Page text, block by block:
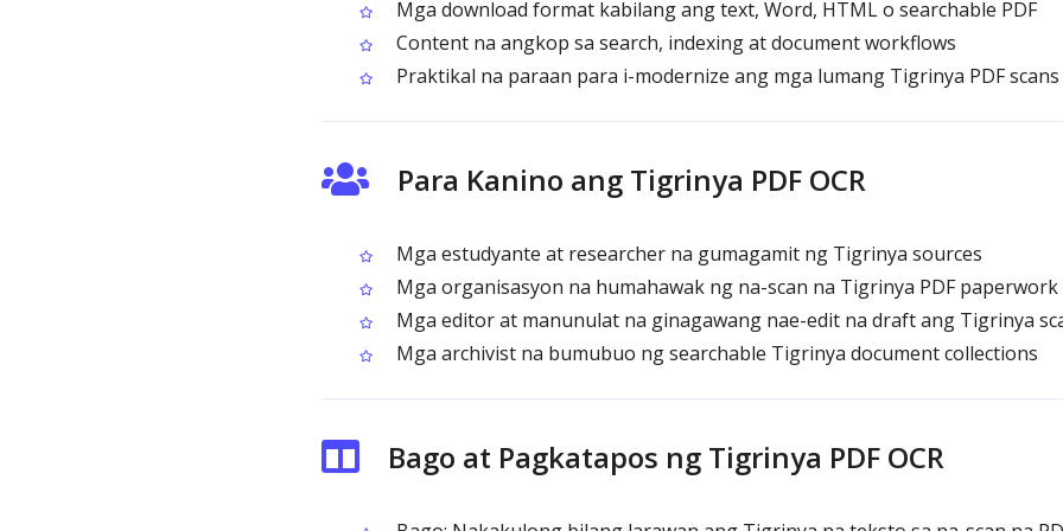
Mga download format kabilang ang text, Word, HTML o searchable PDF
Content na angkop sa search, indexing at document workflows
Praktikal na paraan para i-modernize ang mga lumang Tigrinya PDF scans
Para Kanino ang Tigrinya PDF OCR
Mga estudyante at researcher na gumagamit ng Tigrinya sources
Mga organisasyon na humahawak ng na-scan na Tigrinya PDF paperwork
Mga editor at manunulat na ginagawang nae-edit na draft ang Tigrinya
Mga archivist na bumubuo ng searchable Tigrinya document collections
Bago at Pagkatapos ng Tigrinya PDF OCR